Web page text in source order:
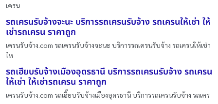
เครน
รถเครนรับจ้างจะนะ บริการรถเครนรับจ้าง รถเครนให้เช่า ให้
เช่ารถเครน ราคาถูก
เครนรับจ้าง.com รถเครนรับจ้างจะนะ บริการรถเครนรับจ้าง รถเครนให้เช่า
ให
รถเฮี๊ยบรับจ้างเมืองอุดรธานี บริการรถเครนรับจ้าง รถเครน
ให้เช่า ให้เช่ารถเครน ราคาถูก
เครนรับจ้าง.com รถเฮี๊ยบรับจ้างเมืองอุดรธานี บริการรถเครนรับจ้าง รถเคร